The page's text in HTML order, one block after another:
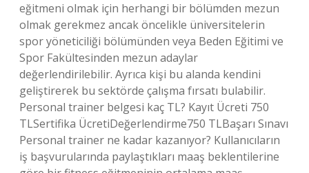
eğitmeni olmak için herhangi bir bölümden mezun
olmak gerekmez ancak öncelikle üniversitelerin
spor yöneticiliği bölümünden veya Beden Eğitimi ve
Spor Fakültesinden mezun adaylar
değerlendirilebilir. Ayrıca kişi bu alanda kendini
geliştirerek bu sektörde çalışma fırsatı bulabilir.
Personal trainer belgesi kaç TL? Kayıt Ücreti 750
TLSertifika ÜcretiDeğerlendirme750 TLBaşarı Sınavı
Personal trainer ne kadar kazanıyor? Kullanıcıların
iş başvurularında paylaştıkları maaş beklentilerine